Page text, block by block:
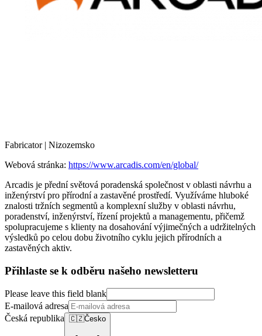
Fabricator | Nizozemsko
Webová stránka: https://www.arcadis.com/en/global/
Arcadis je přední světová poradenská společnost v oblasti návrhu a
inženýrství pro přírodní a zastavěné prostředí. Využíváme hluboké
znalosti tržních segmentů a komplexní služby v oblasti návrhu,
poradenství, inženýrství, řízení projektů a managementu, přičemž
spolupracujeme s klienty na dosahování výjimečných a udržitelných
výsledků po celou dobu životního cyklu jejich přírodních a
zastavěných aktiv.
Přihlaste se k odběru našeho newsletteru
Please leave this field blank
E-mailová adresa
Česká republika 🇨🇿Česko